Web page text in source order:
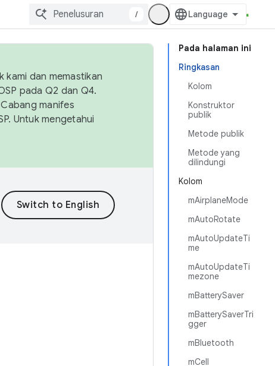
/
Pada halaman ini
Ringkasan
Kolom
Konstruktor
publik
Metode publik
Metode yang
dilindungi
Kolom
mAirplaneMode
mAutoRotate
mAutoUpdateTi
me
mAutoUpdateTi
mezone
mBatterySaver
mBatterySaverTri
gger
mBluetooth
mCell
kami dan memastikan
pada Q2 dan Q4.
manifes
Untuk mengetahui